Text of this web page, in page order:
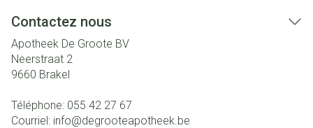
Contactez nous
Apotheek De Groote BV
Neerstraat 2
9660 Brakel
Téléphone: 055 42 27 67
Courriel: info@degrooteapotheek.be